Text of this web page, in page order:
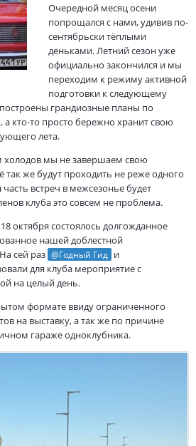
Очередной месяц осени
попрощался с нами, удивив по-
сентябрьски тёплыми
деньками. Летний сезон уже
официально закончился и мы
переходим к режиму активной
подготовки к следующему
грандиозные планы по
кто-то просто бережно хранит свою
лета.
холодов мы не завершаем свою
так же будут проходить не реже одного
встреч в межсезонье будет
клуба это совсем не проблема.
октября состоялось долгожданное
нашей доблестной
сей раз @Годный Гид и
для клуба мероприятие с
на целый день.
формате ввиду ограниченного
на выставку, а так же по причине
гараже одноклубника.